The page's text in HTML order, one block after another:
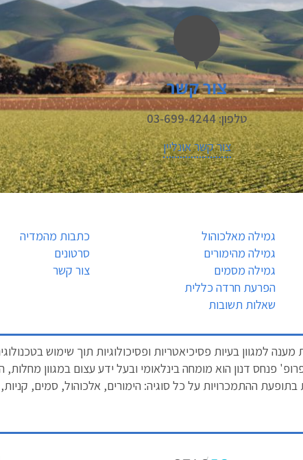
צור קשר
טלפון: 03-699-4244
צור קשר אונליין
גמילה מאלכוהול
גמילה מהימורים
גמילה מסמים
הפרעת חרדה כללית
שאלות תשובות
כתבות מהמדיה
סרטונים
צור קשר
למגוון בעיות פסיכיאטריות ופסיכולוגיות תוך שימוש
פרופ' פנחס דנון הוא מומחה בינלאומי ובעל ידע עצום במגוון מחלות,
ההתמכרויות על כל סוגיה: הימורים, אלכוהול, סמים,